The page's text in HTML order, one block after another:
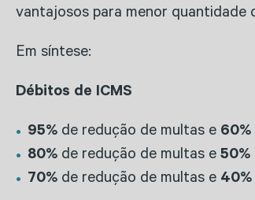
vantajosos para menor quantidade
Em síntese:
Débitos de ICMS
95% de redução de multas e 60%
80% de redução de multas e 50%
70% de redução de multas e 40%